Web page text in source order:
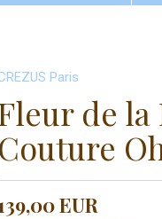
Paris
de la
Couture
EUR